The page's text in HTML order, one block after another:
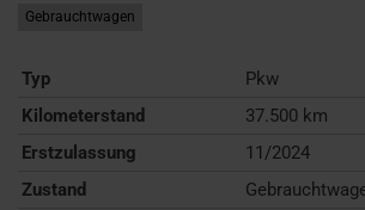
Gebrauchtwagen
Typ
Pkw
Kilometerstand
37.500 km
Erstzulassung
11/2024
Zustand